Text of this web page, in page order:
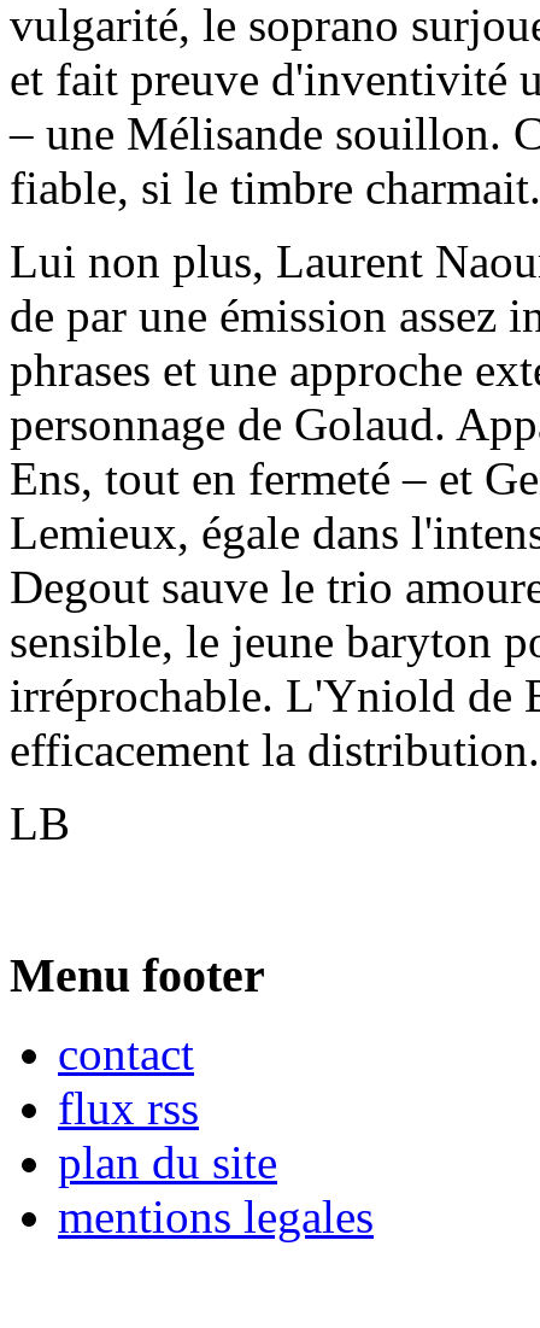
vulgarité, le soprano
et fait preuve d'inventivité
– une Mélisande souillon.
fiable, si le timbre charmait.
Lui non plus, Laurent
de par une émission assez
phrases et une approche
personnage de Golaud.
Ens, tout en fermeté – et
Lemieux, égale dans
Degout sauve le trio
sensible, le jeune baryton
irréprochable. L'Yniold de
efficacement la distribution.
LB
Menu footer
contact
flux rss
plan du site
mentions legales